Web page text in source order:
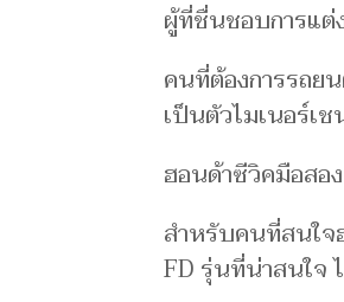
ผู้ที่ชื่นชอบการแต่
คนที่ต้องการรถย
เป็นตัวไมเนอร์เ
ฮอนด้าซีวิคมือสอ
สำหรับคนที่สนใจ
FD รุ่นที่น่าสนใจ